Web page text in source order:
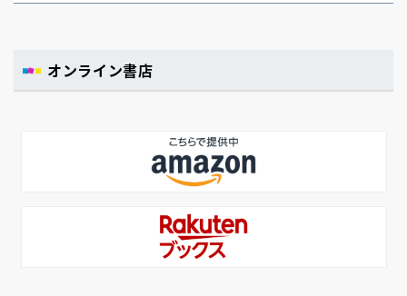
オンライン書店